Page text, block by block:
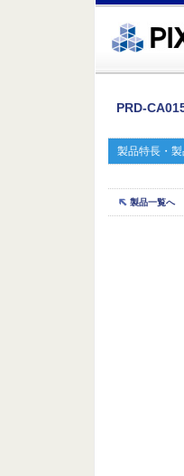
繝ｳ繧ｯ縺ｧ縺吶�
PRD-
製品特長・
製品一覧へ